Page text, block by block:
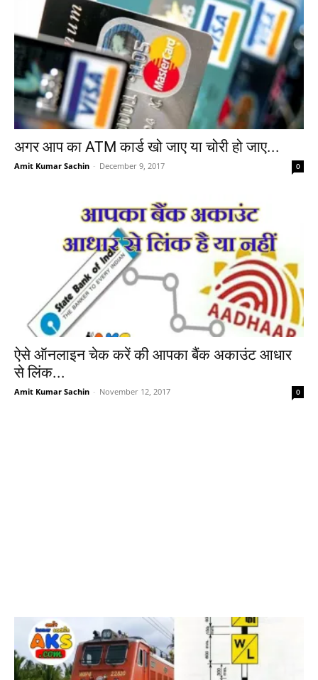
अगर आप का ATM कार्ड खो जाए या चोरी हो जाए...
Amit Kumar Sachin - December 9, 2017 0
ऐसे ऑनलाइन चेक करें की आपका बैंक अकाउंट आधार
से लिंक...
Amit Kumar Sachin - November 12, 2017 0